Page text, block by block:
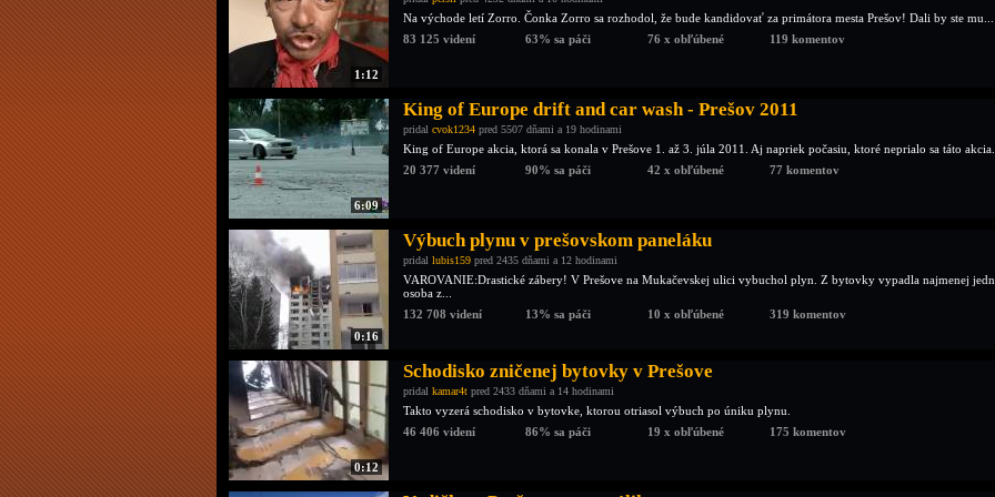
1:12
Na východe letí Zorro. Čonka Zorro sa rozhodol, že bude kandidovať za primátora mesta Prešov! Dali by ste mu...
83 125 videní
63% sa páči 76 x obľúbené 119 komentov
6:09
King of Europe drift and car wash - Prešov 2011
pridal cvok1234 pred 5507 dňami a 19 hodinami
King of Europe akcia, ktorá sa konala v Prešove 1. až 3. júla 2011. Aj napriek počasiu, ktoré neprialo sa táto
20 377 videní
90% sa páči 42 x obľúbené 77 komentov
0:16
Výbuch plynu v prešovskom paneláku
pridal lubis159 pred 2435 dňami a 12 hodinami
VAROVANIE:Drastické zábery! V Prešove na Mukačevskej ulici vybuchol plyn. Z bytovky vypadla najmenej
osoba z...
132 708 videní
13% sa páči 10 x obľúbené 319 komentov
0:12
Schodisko zničenej bytovky v Prešove
pridal kamar4t pred 2433 dňami a 14 hodinami
Takto vyzerá schodisko v bytovke, ktorou otriasol výbuch po úniku plynu.
46 406 videní
86% sa páči 19 x obľúbené 175 komentov